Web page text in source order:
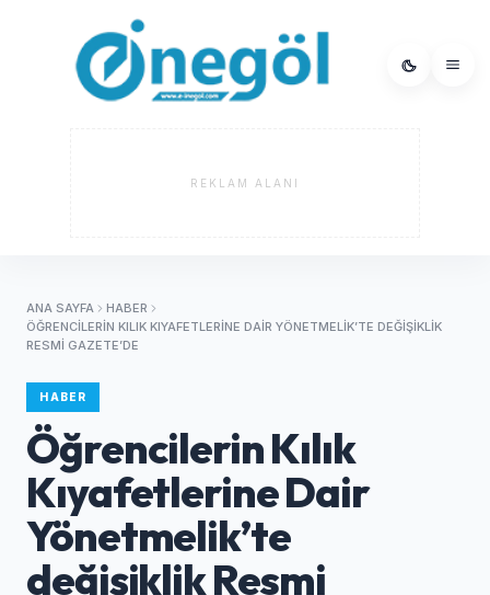
REKLAM ALANI
ANA SAYFA
HABER
ÖĞRENCILERIN KILIK KIYAFETLERINE DAIR YÖNETMELIK’TE DEĞIŞIKLIK
RESMI GAZETE’DE
HABER
Öğrencilerin Kılık
Kıyafetlerine Dair
Yönetmelik’te
değişiklik Resmi